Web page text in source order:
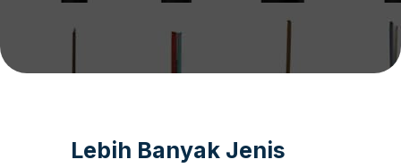
Lebih Banyak Jenis